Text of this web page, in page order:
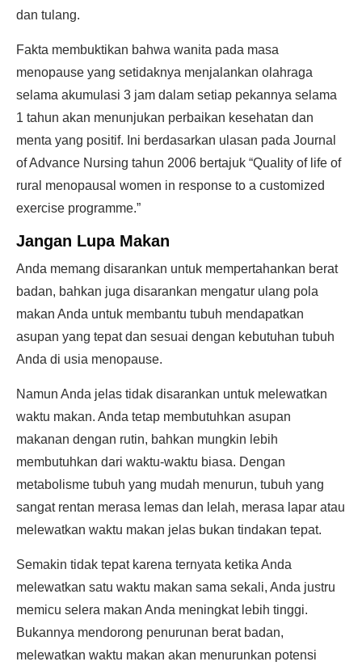
dan tulang.
Fakta membuktikan bahwa wanita pada masa
menopause yang setidaknya menjalankan olahraga
selama akumulasi 3 jam dalam setiap pekannya selama
1 tahun akan menunjukan perbaikan kesehatan dan
menta yang positif. Ini berdasarkan ulasan pada Journal
of Advance Nursing tahun 2006 bertajuk “Quality of life of
rural menopausal women in response to a customized
exercise programme.”
Jangan Lupa Makan
Anda memang disarankan untuk mempertahankan berat
badan, bahkan juga disarankan mengatur ulang pola
makan Anda untuk membantu tubuh mendapatkan
asupan yang tepat dan sesuai dengan kebutuhan tubuh
Anda di usia menopause.
Namun Anda jelas tidak disarankan untuk melewatkan
waktu makan. Anda tetap membutuhkan asupan
makanan dengan rutin, bahkan mungkin lebih
membutuhkan dari waktu-waktu biasa. Dengan
metabolisme tubuh yang mudah menurun, tubuh yang
sangat rentan merasa lemas dan lelah, merasa lapar atau
melewatkan waktu makan jelas bukan tindakan tepat.
Semakin tidak tepat karena ternyata ketika Anda
melewatkan satu waktu makan sama sekali, Anda justru
memicu selera makan Anda meningkat lebih tinggi.
Bukannya mendorong penurunan berat badan,
melewatkan waktu makan akan menurunkan potensi